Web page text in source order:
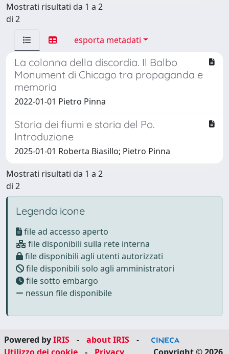
Mostrati risultati da 1 a 2
di 2
esporta metadati
La colonna della discordia. Il Balbo
Monument di Chicago tra propaganda e
memoria
2022-01-01 Pietro Pinna
Storia dei fiumi e storia del Po.
Introduzione
2025-01-01 Roberta Biasillo; Pietro Pinna
Mostrati risultati da 1 a 2
di 2
Legenda icone
file ad accesso aperto
file disponibili sulla rete interna
file disponibili agli utenti autorizzati
file disponibili solo agli amministratori
file sotto embargo
nessun file disponibile
Powered byIRIS - about IRIS
-